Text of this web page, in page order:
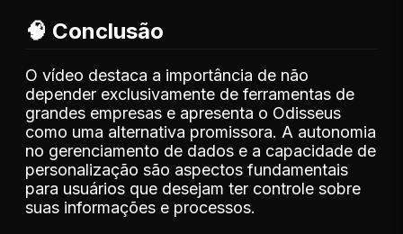
🧠 Conclusão
O vídeo destaca a importância de não
depender exclusivamente de ferramentas de
grandes empresas e apresenta o Odisseus
como uma alternativa promissora. A autonomia
no gerenciamento de dados e a capacidade de
personalização são aspectos fundamentais
para usuários que desejam ter controle sobre
suas informações e processos.